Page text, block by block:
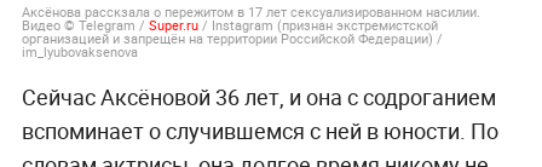
Аксёнова расскзала о пережитом в 17 лет сексуализированном насилии.
Видео © Telegram / Super.ru/ Instagram (признан экстремистской
организацией и запрещён на территории Российской Федерации) /
im_lyubovaksenova
Сейчас Аксёновой 36 лет, и она с содроганием
вспоминает о случившемся с ней в юности. По